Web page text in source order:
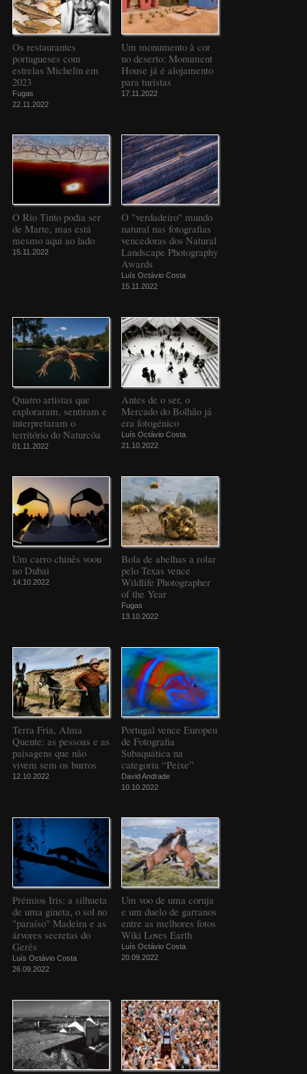
Os restaurantes
portugueses com
estrelas Michelin em
2023
Fugas
22.11.2022
Um monumento à cor
no deserto: Monument
House já é alojamento
para turistas
17.11.2022
O Rio Tinto podia ser
de Marte, mas está
mesmo aqui ao lado
15.11.2022
O "verdadeiro" mundo
natural nas fotografias
vencedoras dos Natural
Landscape Photography
Awards
Luís Octávio Costa
15.11.2022
Quatro artistas que
exploraram, sentiram e
interpretaram o
território do Naturcôa
01.11.2022
Antes de o ser, o
Mercado do Bolhão já
era fotogénico
Luís Octávio Costa
21.10.2022
Um carro chinês voou
no Dubai
14.10.2022
Bola de abelhas a rolar
pelo Texas vence
Wildlife Photographer
of the Year
Fugas
13.10.2022
Terra Fria, Alma
Quente: as pessoas e as
paisagens que não
vivem sem os burros
12.10.2022
Portugal vence Europeu
de Fotografia
Subaquática na
categoria “Peixe”
David Andrade
10.10.2022
Prémios Iris: a silhueta
de uma gineta, o sol no
"paraíso" Madeira e as
árvores secretas do
Gerês
Luís Octávio Costa
26.09.2022
Um voo de uma coruja
e um duelo de garranos
entre as melhores fotos
Wiki Loves Earth
Luís Octávio Costa
20.09.2022